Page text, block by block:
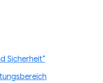
Sicherheit“